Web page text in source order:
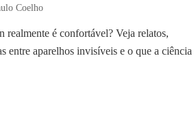
Coelho
realmente é confortável? Veja relatos,
entre aparelhos invisíveis e o que a ciência